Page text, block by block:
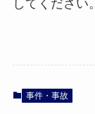
してください。
事件・事故